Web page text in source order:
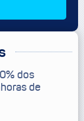
dos
de